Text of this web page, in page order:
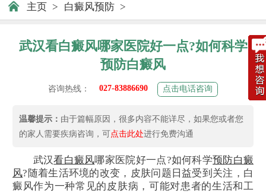
主页 > 白癜风预防 >
武汉看白癜风哪家医院好一点?如何科学
预防白癜风
咨询热线： 027-83886690 点击电话咨询
温馨提示： 由于篇幅原因，很多内容不能详尽，如果您或者您
的家人需要疾病咨询，可点击此处进行免费沟通
武汉看白癜风哪家医院好一点?如何科学预防白癜
风?随着生活环境的改变，皮肤问题日益受到关注，白
癜风作为一种常见的皮肤病，可能对患者的生活和工